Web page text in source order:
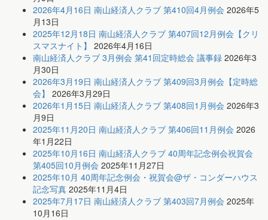
2026年4月16日 南山経済人クラブ 第410回4月例会 2026年5
月13日
2025年12月18日 南山経済人クラブ 第407回12月例会【クリ
スマスナイト】 2026年4月16日
南山経済人クラブ 3月例会 第41回定時総会 議事録 2026年3
月30日
2026年3月19日 南山経済人クラブ 第409回3月例会【定時総
会】 2026年3月29日
2026年1月15日 南山経済人クラブ 第408回1月例会 2026年3
月9日
2025年11月20日 南山経済人クラブ 第406回11月例会 2026
年1月22日
2025年10月16日 南山経済人クラブ 40周年記念例会祝賀会
第405回10月例会 2025年11月27日
2025年10月 40周年記念例会・祝賀会@ザ・コンダーハウス
記念写真 2025年11月4日
2025年7月17日 南山経済人クラブ 第403回7月例会 2025年
10月16日